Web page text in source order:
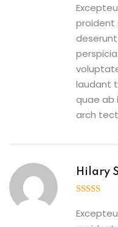
proident
laudant
quae ab
arch
Hilary
of 5